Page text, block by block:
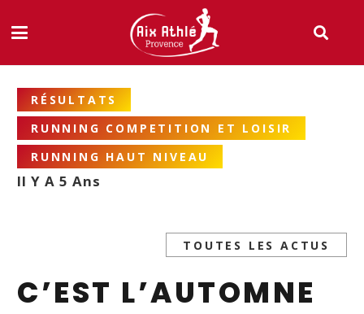
RÉSULTATS
RUNNING COMPETITION ET LOISIR
RUNNING HAUT NIVEAU
Il Y A 5 Ans
TOUTES LES ACTUS
C’EST L’AUTOMNE